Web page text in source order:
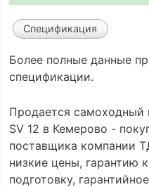
Спецификация
Более полные данные
спецификации.
Продается самоходный
SV 12 в Кемерово -
поставщика компании
низкие цены, гарантию
подготовку,